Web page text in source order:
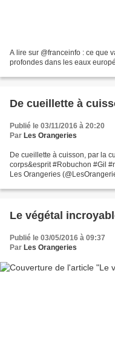
A lire sur @franceinfo : ce que
profondes dans les eaux
De cueillette à
Publié le 03/11/2016 à 20:20
Par Les Orangeries
De cueillette à cuisson, par la
corps&esprit #Robuchon #Gil
Les Orangeries
Le végétal
Publié le 03/05/2016 à 09:37
Par Les Orangeries